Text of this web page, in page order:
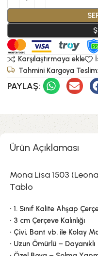
Karşılaştırmaya ekle
Tahmini Kargoya Teslim:
PAYLAŞ:
Ürün Açıklaması
Mona Lisa 1503
Tablo
• 1. Sınıf Kalite Ahşap
• 3 cm Çerçeve Kalınlığı
• Çivi, Bant vb. ile Kolay
• Uzun Ömürlü – Dayanıklı